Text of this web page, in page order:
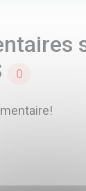
0